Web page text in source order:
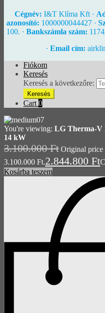
Cégnév: I&T Klíma Kft ·
azonosító: 1000000044427 ·
100. · Bankszámla szám:
· Email cím:
Fiókom
Keresés
Keresés a következőre:
Keresés
Cart 0
You're viewing: LG Therma-V
14 kW
3.100.000Ft Original price
3.100.000 Ft.2.844.800 Ft
Kosárba teszem